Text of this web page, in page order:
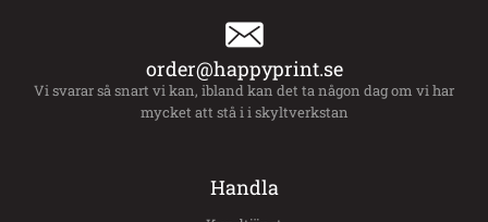
order@happyprint.se
Vi svarar så snart vi kan, ibland kan det ta någon dag om vi har
mycket att stå i i skyltverkstan
Handla